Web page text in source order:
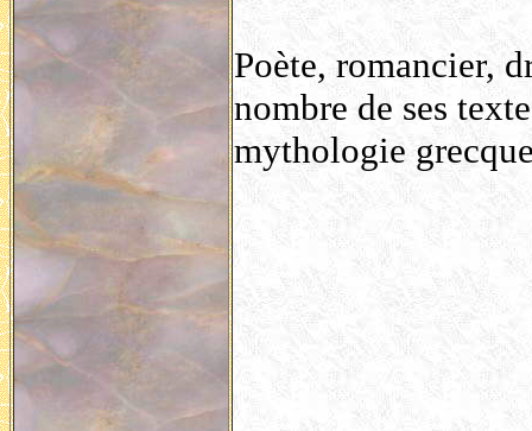
Poète, romancier,
nombre de ses
mythologie